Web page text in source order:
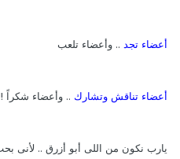
أعضاء تجد.. وأعضاء تلعب
أعضاء تناقش وتشارك .. وأعضاء شكراً !!
يارب نكون من اللى أبو أزرق .. لأنى